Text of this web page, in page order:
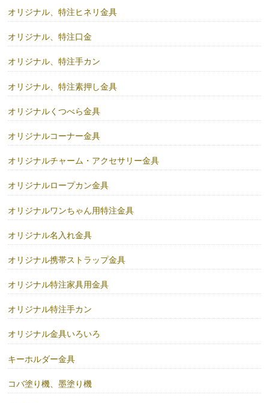
オリジナル、特注ヒネリ金具
オリジナル、特注口金
オリジナル、特注手カン
オリジナル、特注素押し金具
オリジナルくつべら金具
オリジナルコーナー金具
オリジナルチャーム・アクセサリー金具
オリジナルロープカン金具
オリジナルワンちゃん用特注金具
オリジナル名入れ金具
オリジナル携帯ストラップ金具
オリジナル特注家具用金具
オリジナル特注手カン
オリジナル金具いろいろ
キーホルダー金具
コバ塗り機、墨塗り機